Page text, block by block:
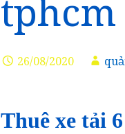
tphcm
26/08/2020
Thuê xe tải